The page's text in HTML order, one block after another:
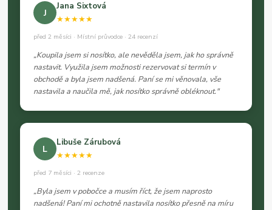
J
Jana Sixtová
★★★★★
před 2 měsíci · Místní průvodce · 24 recenzí
„Koupila jsem si nosítko, ale nevěděla jsem, jak ho správně
nastavit. Využila jsem možnosti rezervovat si termín v
obchodě a byla jsem nadšená. Paní se mi věnovala, vše
nastavila a naučila mě, jak nosítko správně obléknout."
L
Libuše Zárubová
★★★★★
před 7 měsíci · 2 recenze
„Byla jsem v pobočce a musím říct, že jsem naprosto
nadšená! Paní mi ochotně nastavila nosítko přesně na míru